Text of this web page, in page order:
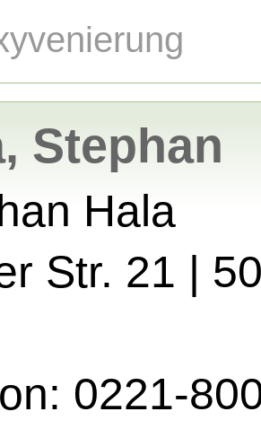
Stephan
Hala
Str. 21 |
0221-